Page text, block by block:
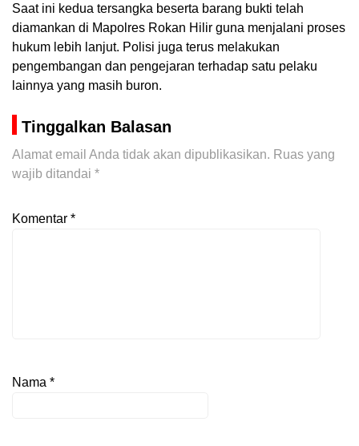
Saat ini kedua tersangka beserta barang bukti telah
diamankan di Mapolres Rokan Hilir guna menjalani proses
hukum lebih lanjut. Polisi juga terus melakukan
pengembangan dan pengejaran terhadap satu pelaku
lainnya yang masih buron.
Tinggalkan Balasan
Alamat email Anda tidak akan dipublikasikan. Ruas yang
wajib ditandai *
Komentar *
Nama *